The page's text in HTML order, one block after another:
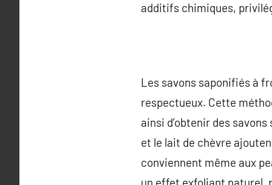
additifs chimiques,
Les savons saponifiés à
respectueux. Cette
ainsi d’obtenir des
et le lait de chèvre
conviennent même aux